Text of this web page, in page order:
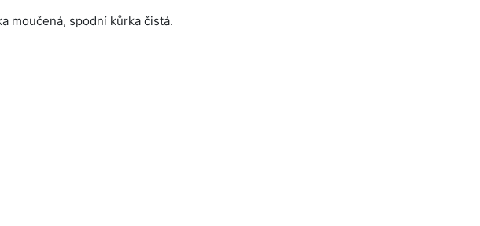
moučená, spodní kůrka čistá.